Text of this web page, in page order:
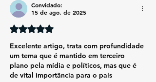
Convidado:
15 de ago. de 2025
Avaliado com 5 de 5 estrelas.
Excelente artigo, trata com profundidade
um tema que é mantido em terceiro
plano pela mídia e políticos, mas que é
de vital importância para o país